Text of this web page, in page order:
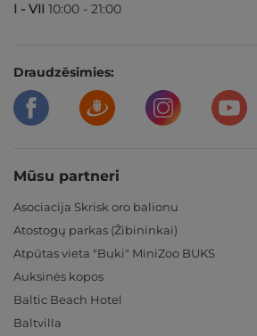
I - VII 10:00 - 21:00
Draudzēsimies:
Mūsu partneri
Asociacija Skrisk oro balionu
Atostogų parkas (Žibininkai)
Atpūtas vieta "Buki" MiniZoo BUKS
Auksinės kopos
Baltic Beach Hotel
Baltvilla